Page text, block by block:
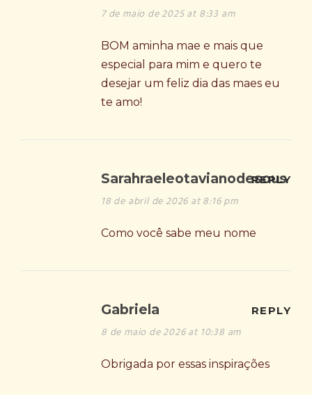
7 de maio de 2025 at 8:33 am
BOM aminha mae e mais que
especial para mim e quero te
desejar um feliz dia das maes eu
te amo!
Sarahraeleotavianodesous
18 de abril de 2026 at 8:16 pm
REPLY
Como você sabe meu nome
Gabriela
8 de maio de 2026 at 10:38 am
REPLY
Obrigada por essas inspirações